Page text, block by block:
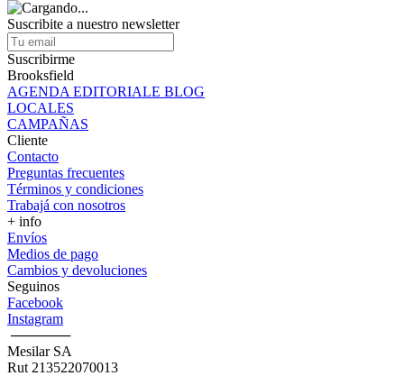
Suscribite a nuestro newsletter
Suscribirme
Brooksfield
AGENDA EDITORIALE BLOG
LOCALES
CAMPAÑAS
Cliente
Contacto
Preguntas frecuentes
Términos y condiciones
Trabajá con nosotros
+ info
Envíos
Medios de pago
Cambios y devoluciones
Seguinos
Facebook
Instagram
‎ ──────
Mesilar SA
Rut 213522070013